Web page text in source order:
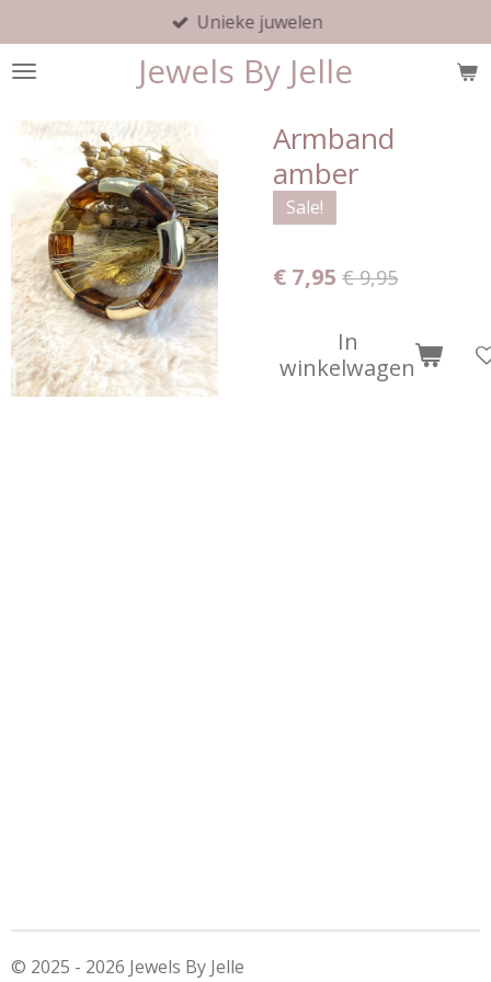
direct
naar
hoofdinhoud
Jewels By Jelle
Unieke juwelen
Armband
amber
Sale!
€ 7,95 € 9,95
In
winkelwagen
© 2025 - 2026 Jewels By Jelle